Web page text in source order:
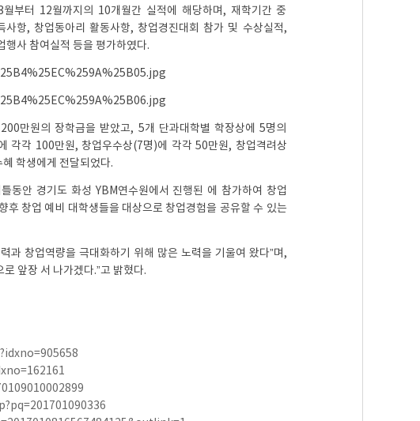
부터 12월까지의 10개월간 실적에 해당하며, 재학기간 중
항, 창업동아리 활동사항, 창업경진대회 참가 및 수상실적,
행사 참여실적 등을 평가하였다.
만원의 장학금을 받았고, 5개 단과대학별 학장상에 5명의
각각 100만원, 창업우수상(7명)에 각각 50만원, 창업격려상
학생에게 전달되었다.
동안 경기도 화성 YBM연수원에서 진행된 에 참가하여 창업
창업 예비 대학생들을 대상으로 창업경험을 공유할 수 있는
과 창업역량을 극대화하기 위해 많은 노력을 기울여 왔다”며,
앞장 서 나가겠다.”고 밝혔다.